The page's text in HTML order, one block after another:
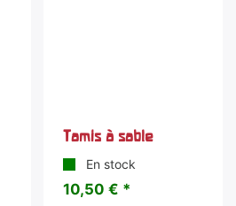
Tamis à sable
En stock
10,50 € *